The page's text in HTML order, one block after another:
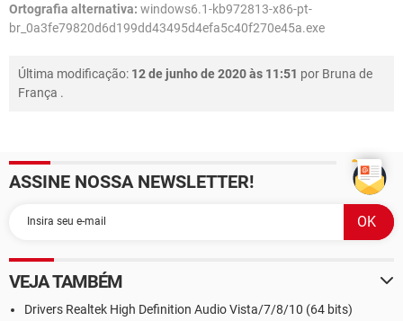
Ortografia alternativa: windows6.1-kb972813-x86-pt-
br_0a3fe79820d6d199dd43495d4efa5c40f270e45a.exe
Última modificação: 12 de junho de 2020 às 11:51 por Bruna de
França .
ASSINE NOSSA NEWSLETTER!
VEJA TAMBÉM
Drivers Realtek High Definition Audio Vista/7/8/10 (64 bits)